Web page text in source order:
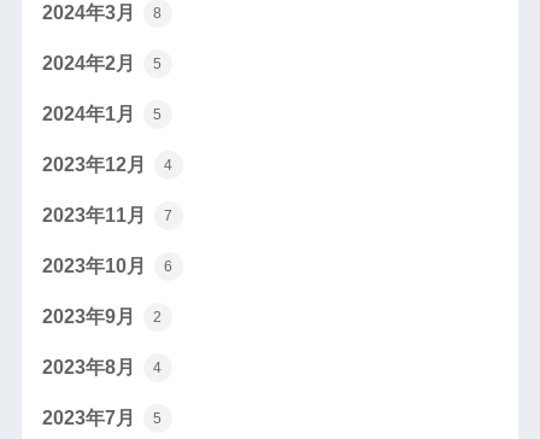
2024年3月 8
2024年2月 5
2024年1月 5
2023年12月 4
2023年11月 7
2023年10月 6
2023年9月 2
2023年8月 4
2023年7月 5